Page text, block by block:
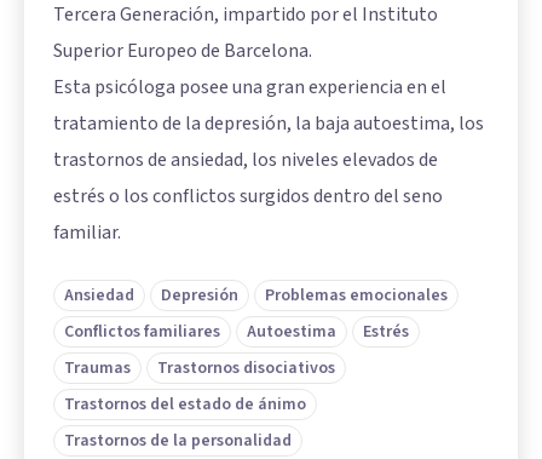
Tercera Generación, impartido por el Instituto
Superior Europeo de Barcelona.
Esta psicóloga posee una gran experiencia en el
tratamiento de la depresión, la baja autoestima, los
trastornos de ansiedad, los niveles elevados de
estrés o los conflictos surgidos dentro del seno
familiar.
Ansiedad Depresión
Problemas emocionales
Conflictos familiares
Autoestima
Estrés
Traumas
Trastornos disociativos
Trastornos del estado de ánimo
Trastornos de la personalidad